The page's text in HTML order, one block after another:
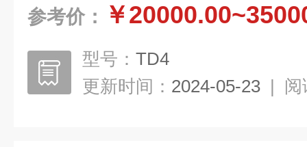
参考价： ￥
型号： TD4
更新时间： 2024-05-23 | 阅